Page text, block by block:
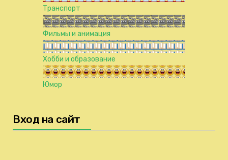
Транспорт
Фильмы и анимация
Хобби и образование
Юмор
Вход на сайт